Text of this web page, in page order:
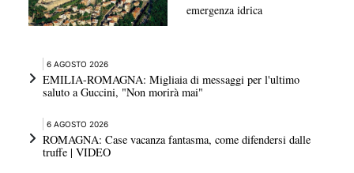
emergenza idrica
6 AGOSTO 2026
EMILIA-ROMAGNA: Migliaia di messaggi per l'ultimo
saluto a Guccini, "Non morirà mai"
6 AGOSTO 2026
ROMAGNA: Case vacanza fantasma, come difendersi dalle
truffe | VIDEO